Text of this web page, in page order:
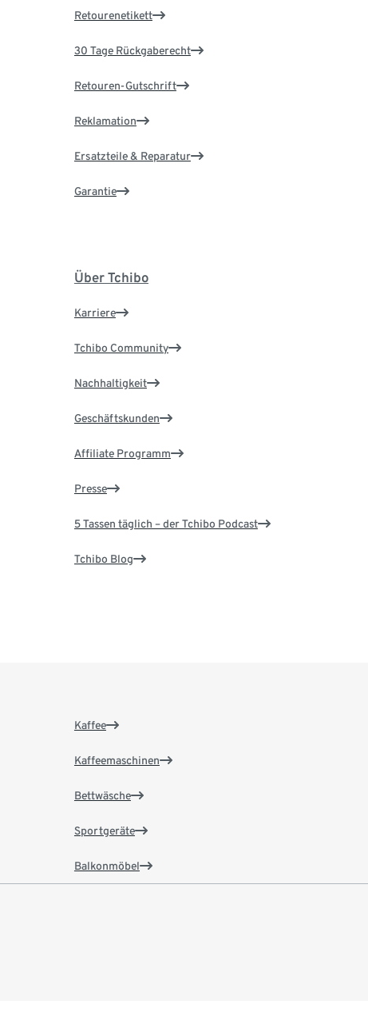
Retourenetikett
30 Tage Rückgaberecht
Retouren-Gutschrift
Reklamation
Ersatzteile & Reparatur
Garantie
Über Tchibo
Karriere
Tchibo Community
Nachhaltigkeit
Geschäftskunden
Affiliate Programm
Presse
5 Tassen täglich – der Tchibo Podcast
Tchibo Blog
Kaffee
Kaffeemaschinen
Bettwäsche
Sportgeräte
Balkonmöbel